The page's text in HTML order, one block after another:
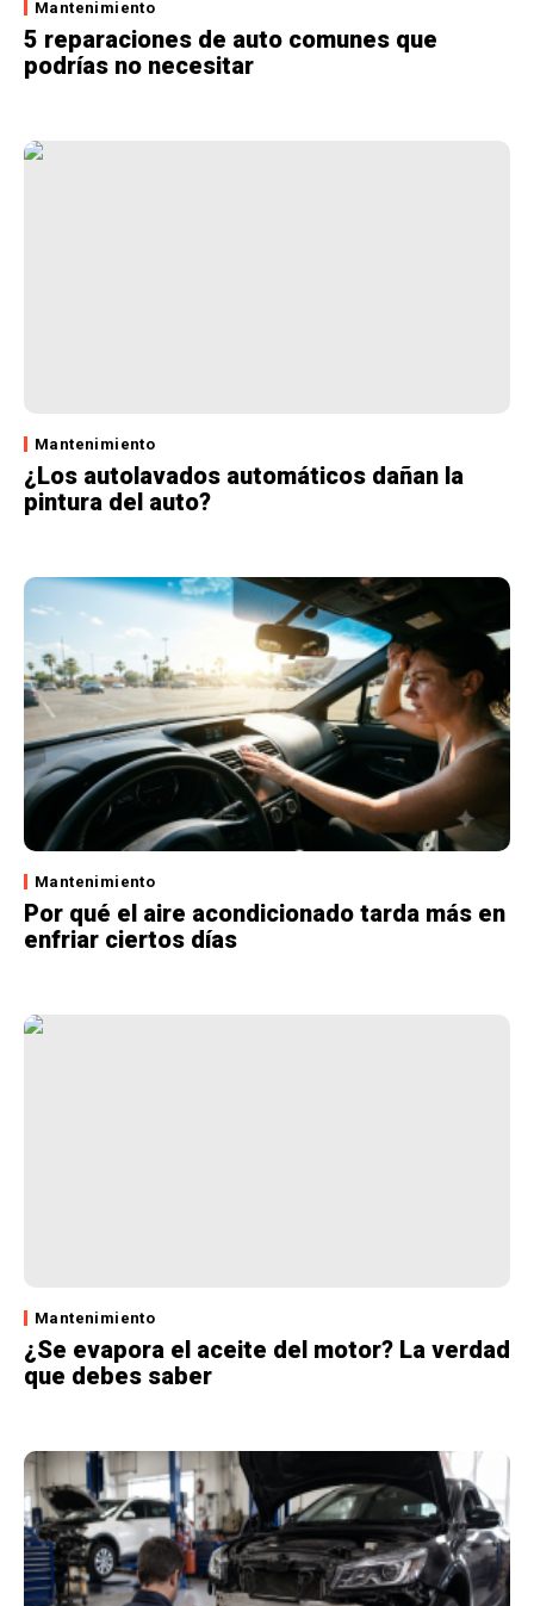
Mantenimiento
5 reparaciones de auto comunes que
podrías no necesitar
Mantenimiento
¿Los autolavados automáticos dañan la
pintura del auto?
Mantenimiento
Por qué el aire acondicionado tarda más en
enfriar ciertos días
Mantenimiento
¿Se evapora el aceite del motor? La verdad
que debes saber